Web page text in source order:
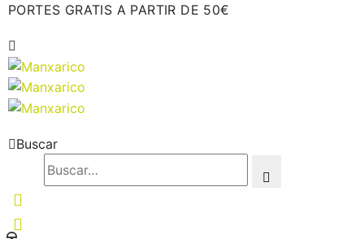
PORTES GRATIS A PARTIR DE 50€
Buscar